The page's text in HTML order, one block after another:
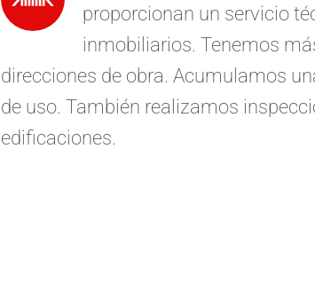
proporcionan un servicio
inmobiliarios. Tenemos
direcciones de obra. Acumulamos
de uso. También realizamos
edificaciones.